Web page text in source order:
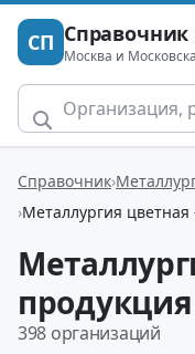
СП Москва и
Справочник
Металлургия цветная
продукция
398 организаций